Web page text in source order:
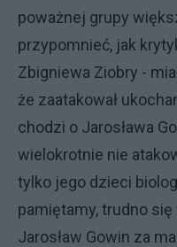
poważnej grupy
przypomnieć, jak
Zbigniewa Ziobry -
że zaatakował
chodzi o Jarosława
wielokrotnie nie
tylko jego dzieci
pamiętamy, trudno się
Jarosław Gowin za